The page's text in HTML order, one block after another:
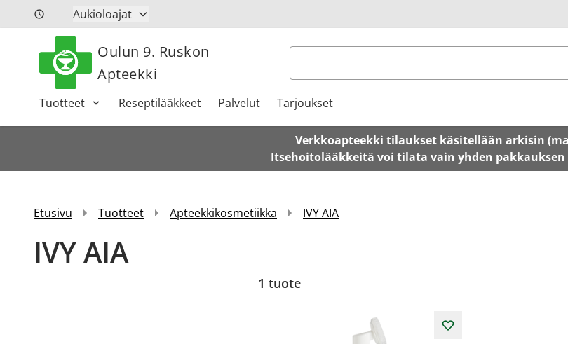
Siirry sisältöönAukioloajat
Oulun 9. Ruskon
Apteekki
Haku
Tuotteet Reseptilääkkeet Palvelut Tarjoukset
Verkkoapteekki tilaukset käsitellään arkisin
Itsehoitolääkkeitä voi tilata vain yhden pakkauksen
Etusivu Tuotteet Apteekkikosmetiikka IVY AIA
IVY AIA
1 tuote